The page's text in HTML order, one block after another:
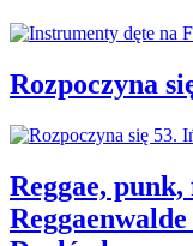
Rozpoczyna
Reggae,